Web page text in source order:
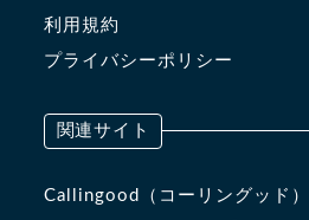
利用規約
プライバシーポリシー
関連サイト
Callingood（コーリングッド）